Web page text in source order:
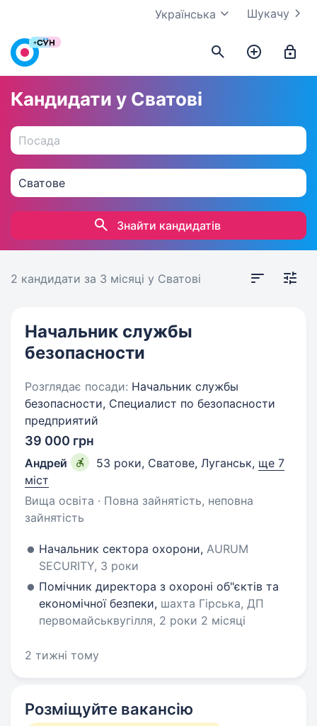
Шукачу
Українська
Кандидати у Сватові
Знайти кандидатів
2 кандидати за 3 місяці у Сватові
Начальник службы
безопасности
Розглядає посади: Начальник службы
безопасности, Специалист по безопасности
предприятий
39 000 грн
Андрей 53 роки, Сватове, Луганськ, ще 7
міст
Вища освіта · Повна зайнятість, неповна
зайнятість
Начальник сектора охорони, AURUM
SECURITY, 3 роки
Помічник директора з охороні об"єктів та
економічної безпеки, шахта Гірська, ДП
первомайськвугілля, 2 роки 2 місяці
2 тижні тому
Розміщуйте вакансію